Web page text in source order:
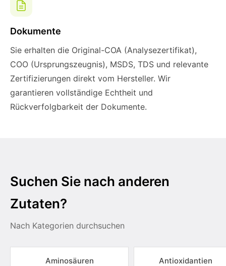
Dokumente
Sie erhalten die Original-COA (Analysezertifikat),
COO (Ursprungszeugnis), MSDS, TDS und relevante
Zertifizierungen direkt vom Hersteller. Wir
garantieren vollständige Echtheit und
Rückverfolgbarkeit der Dokumente.
Suchen Sie nach anderen
Zutaten?
Nach Kategorien durchsuchen
Aminosäuren Antioxidantien